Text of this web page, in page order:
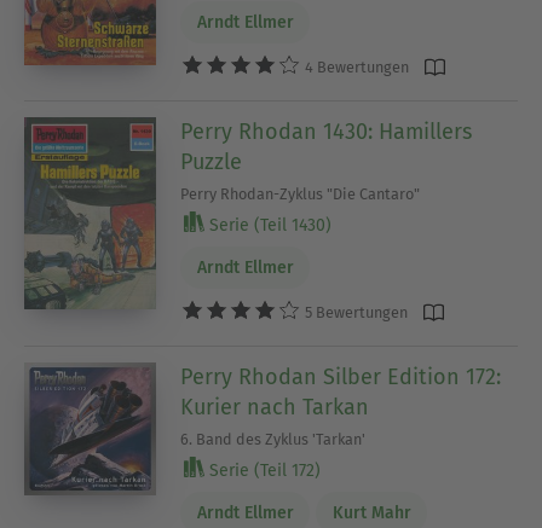
Arndt Ellmer
4 Bewertungen
Perry Rhodan 1430: Hamillers
Puzzle
Perry Rhodan-Zyklus "Die Cantaro"
Serie (Teil 1430)
Arndt Ellmer
5 Bewertungen
Perry Rhodan Silber Edition 172:
Kurier nach Tarkan
6. Band des Zyklus 'Tarkan'
Serie (Teil 172)
Arndt Ellmer Kurt Mahr